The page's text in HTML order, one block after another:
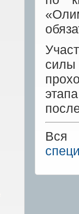
силы
Вся